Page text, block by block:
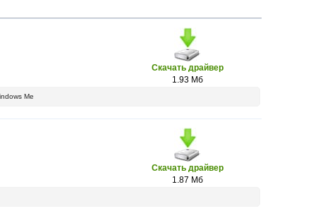
Скачать драйвер
1.93 Мб
Me
Скачать драйвер
1.87 Мб